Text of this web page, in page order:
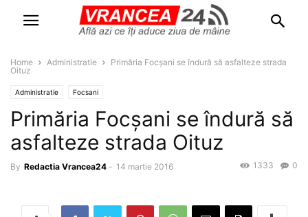
Home Administratie
Primăria Focșani se îndură să asfalteze strada
Oituz
Administratie Focsani
Primăria Focșani se îndură să
asfalteze strada Oituz
By Redactia Vrancea24 - 14 martie 2016 0
1333